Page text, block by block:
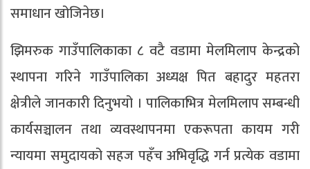
समाधान खोजिनेछ।
झिमरुक गाउँपालिकाका ८ वटै वडामा मेलमिलाप केन्द्रको
स्थापना गरिने गाउँपालिका अध्यक्ष पित बहादुर महतरा
क्षेत्रीले जानकारी दिनुभयो । पालिकाभित्र मेलमिलाप सम्बन्धी
कार्यसञ्चालन तथा व्यवस्थापनमा एकरूपता कायम गरी
न्यायमा समुदायको सहज पहँच अभिवृद्धि गर्न प्रत्येक वडामा